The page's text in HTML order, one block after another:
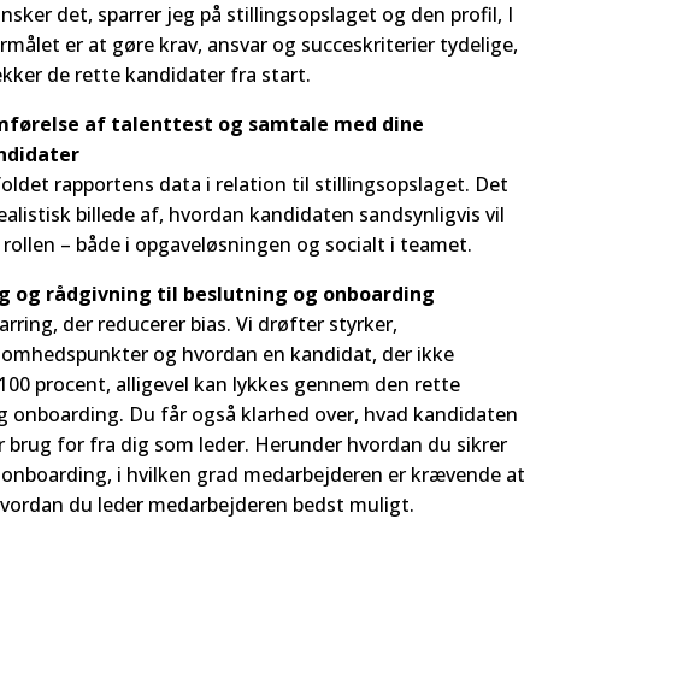
det, sparrer jeg på stillingsopslaget og den profil, I
er at gøre krav, ansvar og succeskriterier tydelige,
de rette kandidater fra start.
af talenttest og samtale med dine
rapportens data i relation til stillingsopslaget. Det
billede af, hvordan kandidaten sandsynligvis vil
– både i opgaveløsningen og socialt i teamet.
og rådgivning til beslutning og onboarding
der reducerer bias. Vi drøfter styrker,
og hvordan en kandidat, der ikke
procent, alligevel kan lykkes gennem den rette
onboarding. Du får også klarhed over, hvad kandidaten
brug for fra dig som leder. Herunder hvordan du sikrer
i hvilken grad medarbejderen er krævende at
du leder medarbejderen bedst muligt.